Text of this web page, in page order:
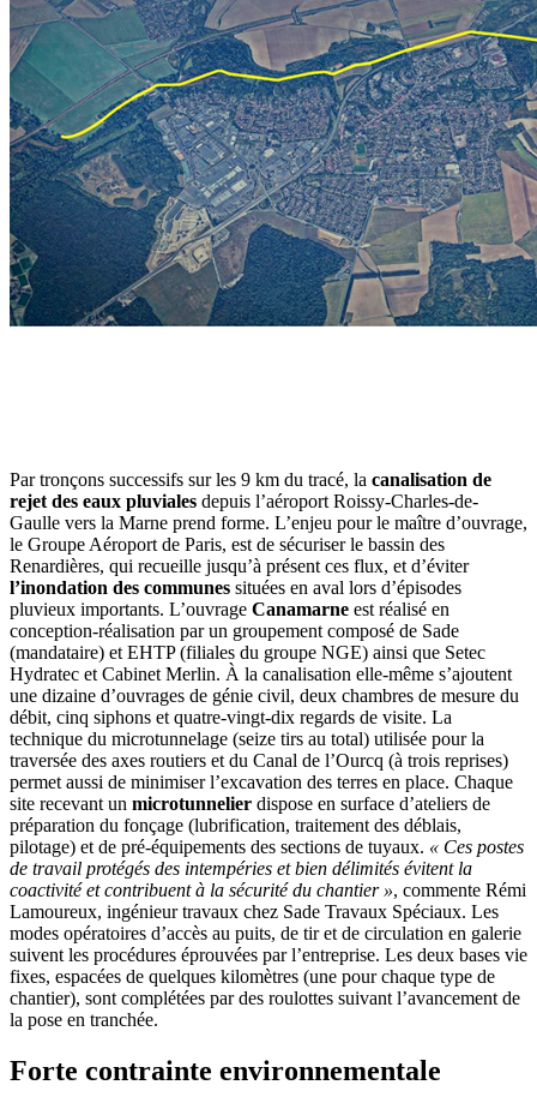
Par tronçons successifs sur les 9 km du tracé, la canalisation de
rejet des eaux pluviales depuis l’aéroport Roissy-Charles-de-
Gaulle vers la Marne prend forme. L’enjeu pour le maître d’ouvrage,
le Groupe Aéroport de Paris, est de sécuriser le bassin des
Renardières, qui recueille jusqu’à présent ces flux, et d’éviter
l’inondation des communes situées en aval lors d’épisodes
pluvieux importants. L’ouvrage Canamarne est réalisé en
conception-réalisation par un groupement composé de Sade
(mandataire) et EHTP (filiales du groupe NGE) ainsi que Setec
Hydratec et Cabinet Merlin. À la canalisation elle-même s’ajoutent
une dizaine d’ouvrages de génie civil, deux chambres de mesure du
débit, cinq siphons et quatre-vingt-dix regards de visite. La
technique du microtunnelage (seize tirs au total) utilisée pour la
traversée des axes routiers et du Canal de l’Ourcq (à trois reprises)
permet aussi de minimiser l’excavation des terres en place. Chaque
site recevant un microtunnelier dispose en surface d’ateliers de
préparation du fonçage (lubrification, traitement des déblais,
pilotage) et de pré-équipements des sections de tuyaux. « Ces postes
de travail protégés des intempéries et bien délimités évitent la
coactivité et contribuent à la sécurité du chantier », commente Rémi
Lamoureux, ingénieur travaux chez Sade Travaux Spéciaux. Les
modes opératoires d’accès au puits, de tir et de circulation en galerie
suivent les procédures éprouvées par l’entreprise. Les deux bases vie
fixes, espacées de quelques kilomètres (une pour chaque type de
chantier), sont complétées par des roulottes suivant l’avancement de
la pose en tranchée.
Forte contrainte environnementale